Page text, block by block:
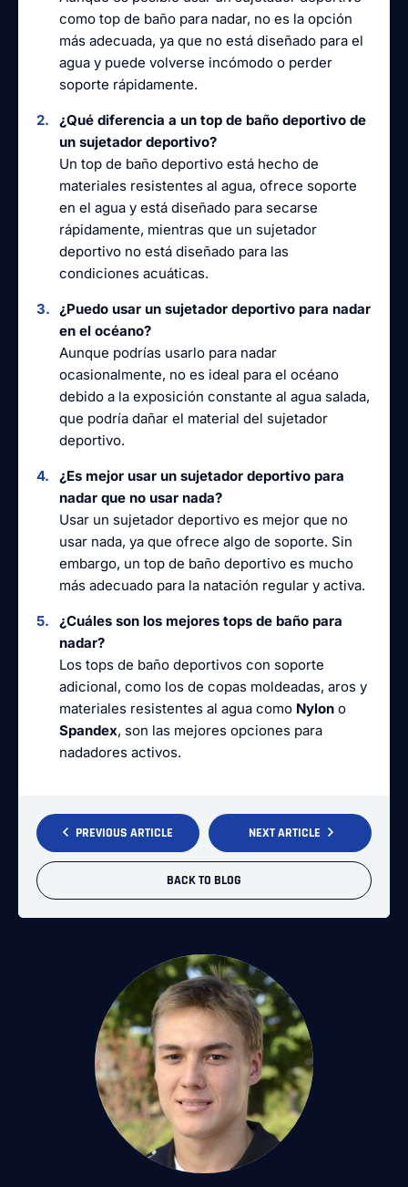
como top de baño para nadar, no es la opción
más adecuada, ya que no está diseñado para el
agua y puede volverse incómodo o perder
soporte rápidamente.
¿Qué diferencia a un top de baño deportivo de
un sujetador deportivo?
Un top de baño deportivo está hecho de
materiales resistentes al agua, ofrece soporte
en el agua y está diseñado para secarse
rápidamente, mientras que un sujetador
deportivo no está diseñado para las
condiciones acuáticas.
¿Puedo usar un sujetador deportivo para nadar
en el océano?
Aunque podrías usarlo para nadar
ocasionalmente, no es ideal para el océano
debido a la exposición constante al agua salada,
que podría dañar el material del sujetador
deportivo.
¿Es mejor usar un sujetador deportivo para
nadar que no usar nada?
Usar un sujetador deportivo es mejor que no
usar nada, ya que ofrece algo de soporte. Sin
embargo, un top de baño deportivo es mucho
más adecuado para la natación regular y activa.
¿Cuáles son los mejores tops de baño para
nadar?
Los tops de baño deportivos con soporte
adicional, como los de copas moldeadas, aros y
materiales resistentes al agua como Nylon o
Spandex, son las mejores opciones para
nadadores activos.
PREVIOUS ARTICLE
BACK TO BLOG
NEXT ARTICLE